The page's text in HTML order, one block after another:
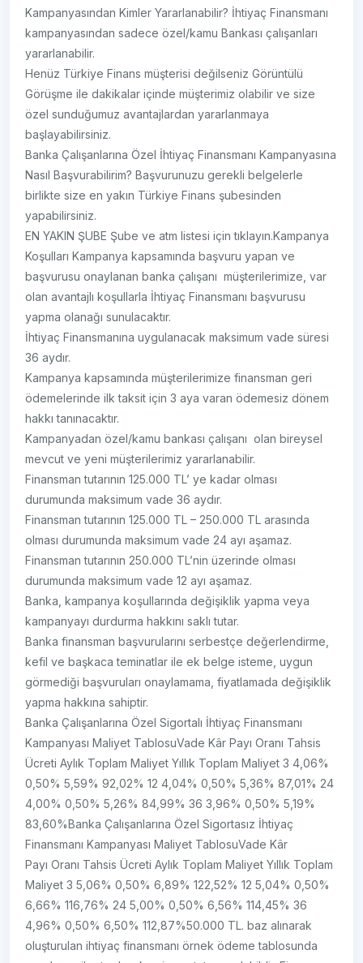
Kampanyasından Kimler Yararlanabilir? İhtiyaç Finansmanı
kampanyasından sadece özel/kamu Bankası çalışanları
yararlanabilir.
Henüz Türkiye Finans müşterisi değilseniz Görüntülü
Görüşme ile dakikalar içinde müşterimiz olabilir ve size
özel sunduğumuz avantajlardan yararlanmaya
başlayabilirsiniz.
Banka Çalışanlarına Özel İhtiyaç Finansmanı Kampanyasına
Nasıl Başvurabilirim? Başvurunuzu gerekli belgelerle
birlikte size en yakın Türkiye Finans şubesinden
yapabilirsiniz.
EN YAKIN ŞUBE Şube ve atm listesi için tıklayın. ​ Kampanya
Koşulları Kampanya kapsamında başvuru yapan ve
başvurusu onaylanan banka çalışanı müşterilerimize, var
olan avantajlı koşullarla İhtiyaç Finansmanı başvurusu
yapma olanağı sunulacaktır.
İhtiyaç Finansmanına uygulanacak maksimum vade süresi
36 aydır.
Kampanya kapsamında müşterilerimize finansman geri
ödemelerinde ilk taksit için 3 aya varan ödemesiz dönem
hakkı tanınacaktır.
Kampanyadan özel/kamu bankası çalışanı olan bireysel
mevcut ve yeni müşterilerimiz yararlanabilir.
Finansman tutarının 125.000 TL’ ye kadar olması
durumunda maksimum vade 36 aydır.
Finansman tutarının 125.000 TL – 250.000 TL arasında
olması durumunda maksimum vade 24 ayı aşamaz.
Finansman tutarının 250.000 TL’nin üzerinde olması
durumunda maksimum vade 12 ayı aşamaz.
Banka, kampanya koşullarında değişiklik yapma veya
kampanyayı durdurma hakkını saklı tutar.
Banka finansman başvurularını serbestçe değerlendirme,
kefil ve başkaca teminatlar ile ek belge isteme, uygun
görmediği başvuruları onaylamama, fiyatlamada değişiklik
yapma hakkına sahiptir.
Banka Çalışanlarına Özel Sigortalı İhtiyaç Finansmanı
Kampanyası Maliyet Tablosu ​Va​de Kâr ​Payı Oranı Tahsis
Ücreti Aylık Toplam Maliyet Yıllık Toplam Maliyet 3 4,06%
0,50% 5,59% 92,02% 12 4,04% 0,50% 5,36% 87,01% 24
4,00% 0,50% 5,26% 84,99% 36 3,96% 0,50% 5,19%
83,60% ​​​​​ Banka Çalışanlarına Özel Sigortasız İhtiyaç
Finansmanı Kampanyası Maliyet Tablosu ​Va​de Kâr ​
Payı Oranı Tahsis Ücreti Aylık Toplam Maliyet Yıllık Toplam
Maliyet 3 5,06% 0,50% 6,89% 122,52% 12 5,04% 0,50%
6,66% 116,76% 24 5,00% 0,50% 6,56% 114,45% 36
4,96% 0,50% 6,50% 112,87% ​​​​​​​​ ​​​​​50.000 TL. baz alınarak
oluşturulan ihtiyaç finansmanı örnek ödeme tablosunda